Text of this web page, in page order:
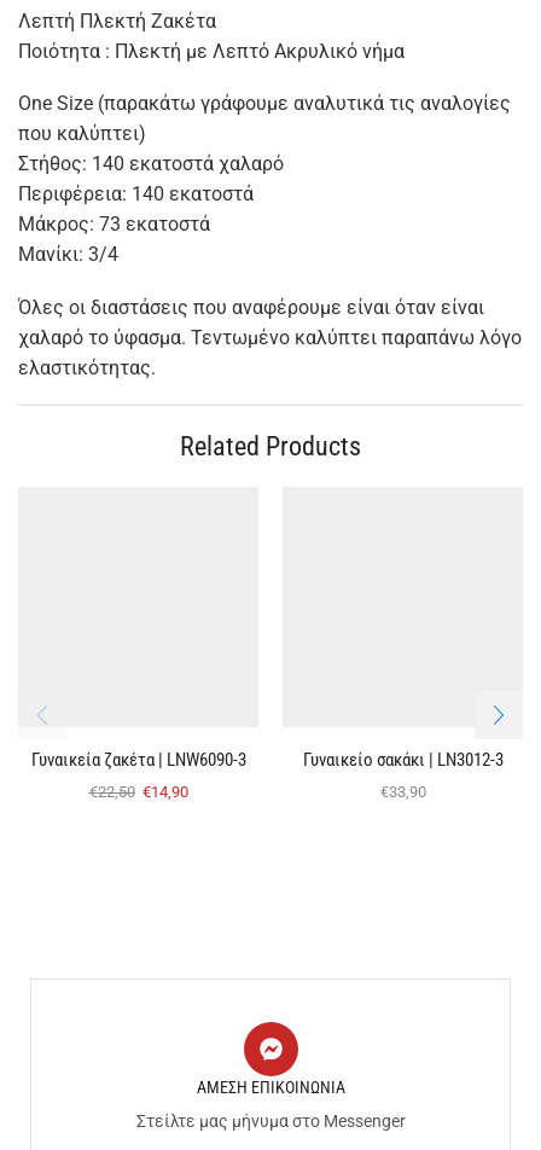
Λεπτή Πλεκτή Ζακέτα
Ποιότητα : Πλεκτή με Λεπτό Ακρυλικό νήμα
One Size (παρακάτω γράφουμε αναλυτικά τις αναλογίες
που καλύπτει)
Στήθος: 140 εκατοστά χαλαρό
Περιφέρεια: 140 εκατοστά
Μάκρος: 73 εκατοστά
Μανίκι: 3/4
Όλες οι διαστάσεις που αναφέρουμε είναι όταν είναι
χαλαρό το ύφασμα. Τεντωμένο καλύπτει παραπάνω λόγο
ελαστικότητας.
Related Products
Γυναικεία ζακέτα | LNW6090-3
€22,50 €14,90
Γυναικείο σακάκι | LN3012-3
€33,90
ΑΜΕΣΗ ΕΠΙΚΟΙΝΩΝΙΑ
Στείλτε μας μήνυμα στο Messenger